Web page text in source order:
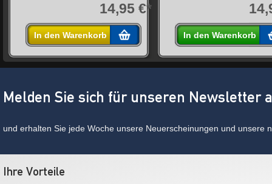
14,95 €*
In den Warenkorb In den Warenkorb
Melden Sie sich für unseren Newsletter
und erhalten Sie jede Woche unsere Neuerscheinungen und unsere
Ihre Vorteile